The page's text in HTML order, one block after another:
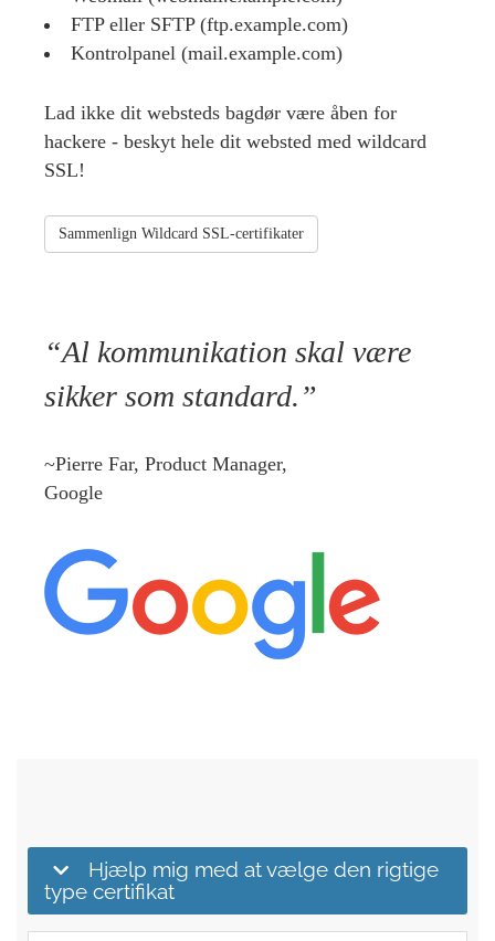
FTP eller SFTP (ftp.example.com)
Kontrolpanel (mail.example.com)
Lad ikke dit websteds bagdør være åben for
hackere - beskyt hele dit websted med wildcard
SSL!
Sammenlign Wildcard SSL-certifikater
Al kommunikation skal være
sikker som standard.
~Pierre Far, Product Manager,
Google
Hjælp mig med at vælge den rigtige
type certifikat